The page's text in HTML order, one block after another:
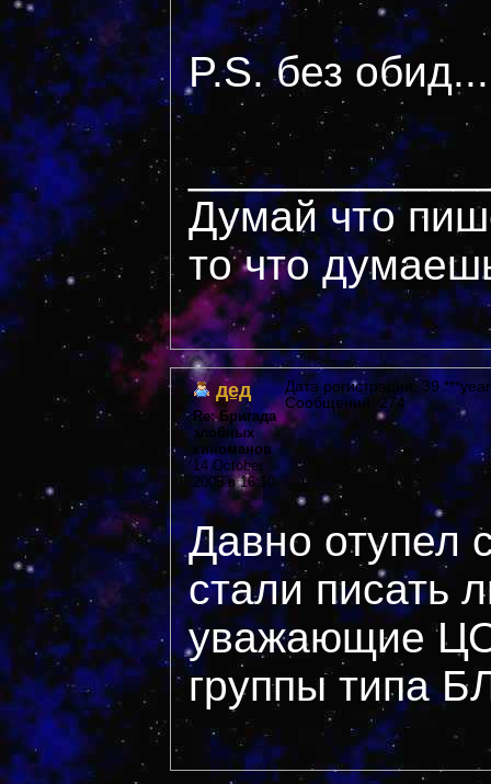
P.S. без обид...
Думай что
то что
дед
Re: Бригада
злобных
киноманов
14 October,
2005 в 16:10
Дата регистрации: 39
Сообщений: 274
Давно отупел
стали писать
уважающие
группы типа